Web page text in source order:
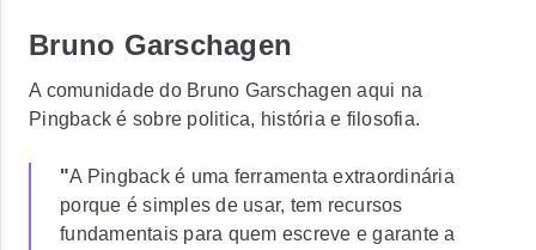
Bruno Garschagen
A comunidade do Bruno Garschagen aqui na
Pingback é sobre politica, história e filosofia.
"A Pingback é uma ferramenta extraordinária
porque é simples de usar, tem recursos
fundamentais para quem escreve e garante a